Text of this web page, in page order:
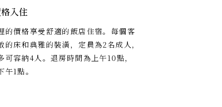
入住
的價格享受舒適的飯店住宿。每個客
的床和典雅的裝潢，定員為2名成人，
可容納4人。退房時間為上午10點，
1點。